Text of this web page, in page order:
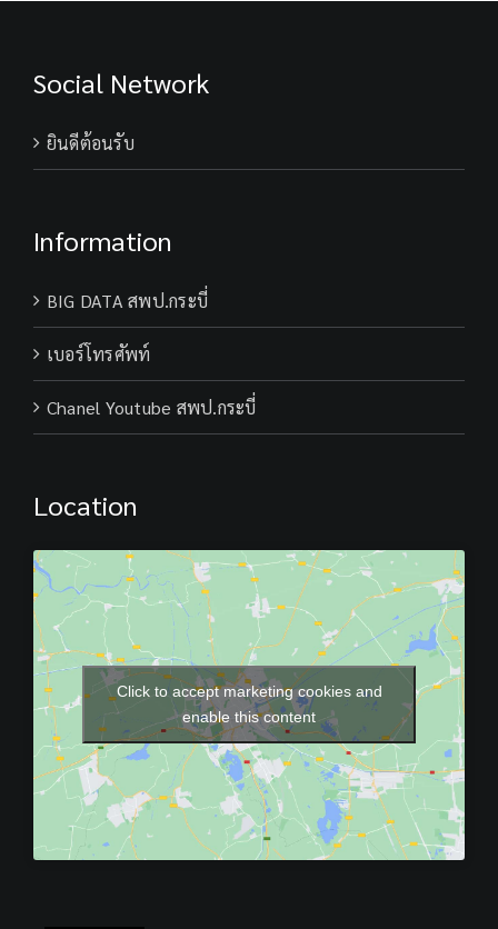
Social Network
ยินดีต้อนรับ
Information
BIG DATA สพป.กระบี่
เบอร์โทรศัพท์
Chanel Youtube สพป.กระบี่
Location
Click to accept marketing cookies and
enable this content